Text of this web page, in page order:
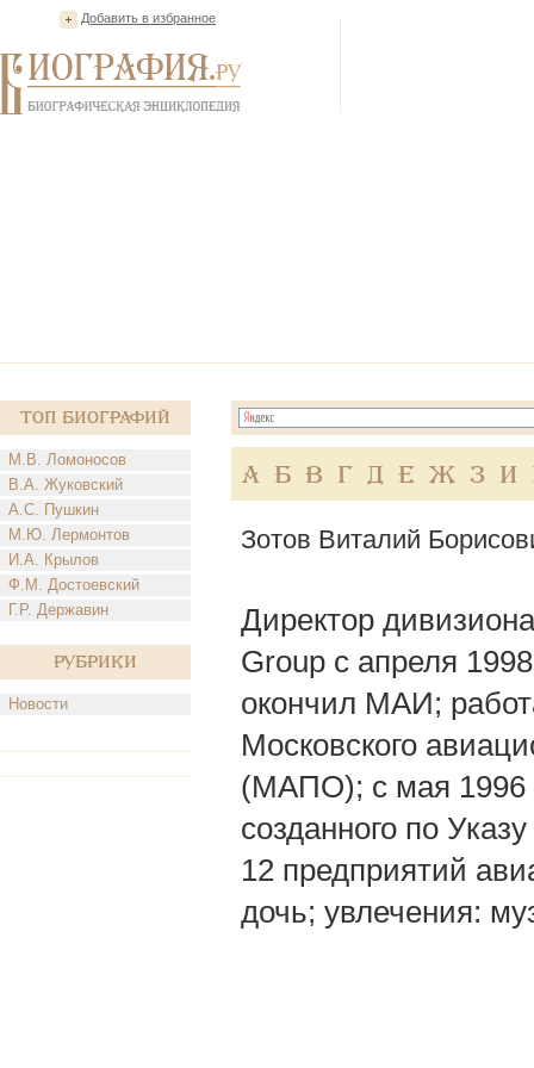
Добавить в избранное
Топ Биографий
М.В. Ломоносов
В.А. Жуковский
А.С. Пушкин
М.Ю. Лермонтов
И.А. Крылов
Ф.М. Достоевский
Г.Р. Державин
Рубрики
Новости
А Б В Г Д Е Ж З И
Зотов Виталий
Директор
Grоuр с апреля
окончил МАИ;
Московского
(МАПО); с мая 1996
созданного по
12 предприятий
дочь; увлечения: